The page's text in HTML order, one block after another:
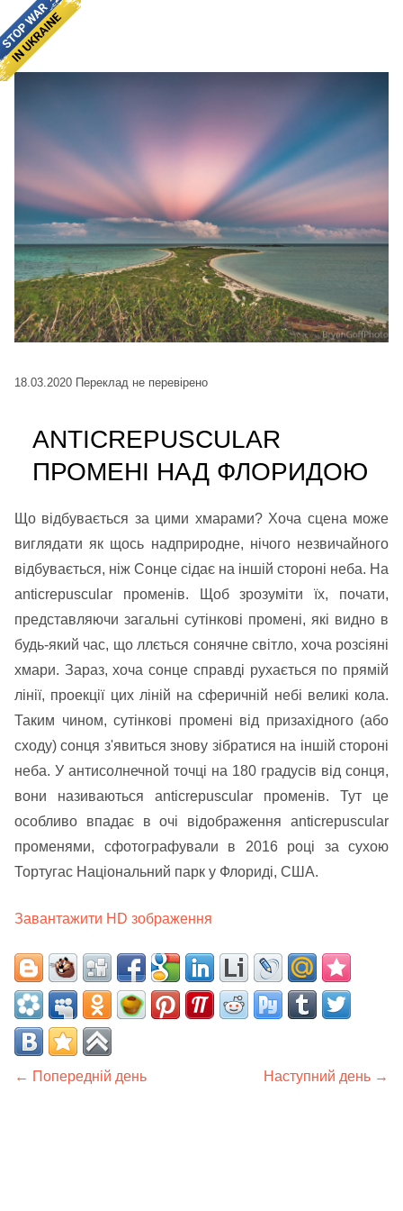
18.03.2020 Переклад не перевірено
ANTICREPUSCULAR
ПРОМЕНІ НАД ФЛОРИДОЮ
Що відбувається за цими хмарами? Хоча сцена може
виглядати як щось надприродне, нічого незвичайного
відбувається, ніж Сонце сідає на іншій стороні неба. На
anticrepuscular променів. Щоб зрозуміти їх, почати,
представляючи загальні сутінкові промені, які видно в
будь-який час, що ллється сонячне світло, хоча розсіяні
хмари. Зараз, хоча сонце справді рухається по прямій
лінії, проекції цих ліній на сферичній небі великі кола.
Таким чином, сутінкові промені від призахідного (або
сходу) сонця з'явиться знову зібратися на іншій стороні
неба. У антисолнечной точці на 180 градусів від сонця,
вони називаються anticrepuscular променів. Тут це
особливо впадає в очі відображення anticrepuscular
променями, сфотографували в 2016 році за сухою
Тортугас Національний парк у Флориді, США.
Завантажити HD зображення
← Попередній день Наступний день →